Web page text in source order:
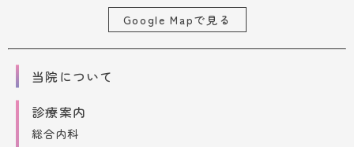
Google Mapで見る
当院について
診療案内
総合内科